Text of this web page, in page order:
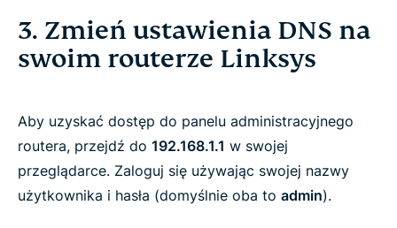
3. Zmień ustawienia DNS na
swoim routerze Linksys
Aby uzyskać dostęp do panelu administracyjnego
routera, przejdź do 192.168.1.1 w swojej
przeglądarce. Zaloguj się używając swojej nazwy
użytkownika i hasła (domyślnie oba to admin).